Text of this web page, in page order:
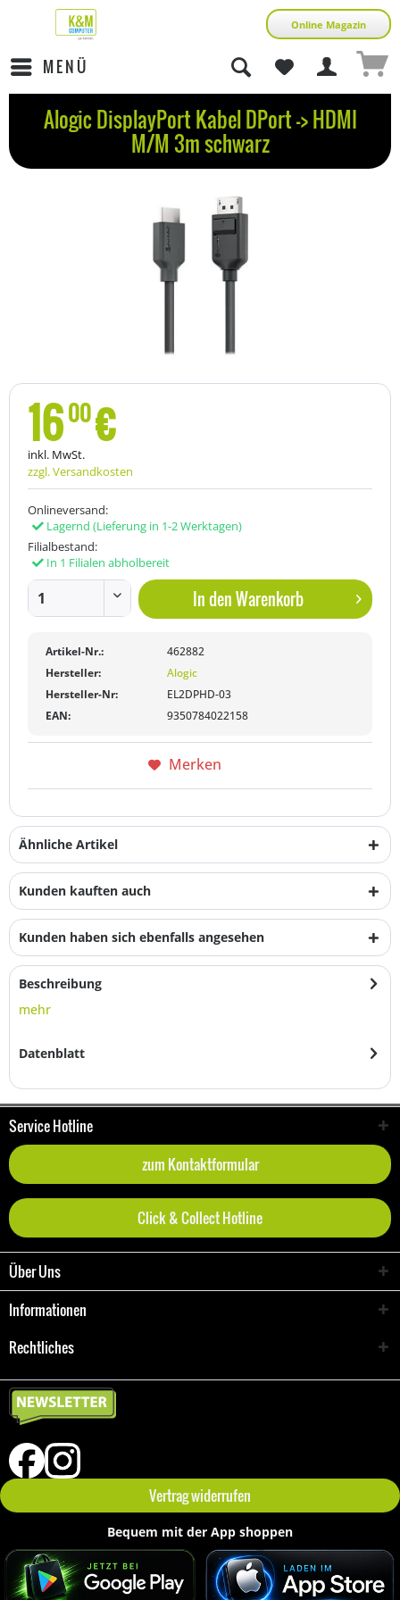
Online Magazin
MENÜ
Alogic DisplayPort Kabel DPort -> HDMI
M/M 3m schwarz
1600€
inkl. MwSt.
zzgl. Versandkosten
Onlineversand:
Lagernd (Lieferung in 1-2 Werktagen)
Filialbestand:
In 1 Filialen abholbereit
In denWarenkorb
Artikel-Nr.:
462882
Hersteller:
Alogic
Hersteller-Nr:
EL2DPHD-03
EAN:
9350784022158
Merken
Ähnliche Artikel
Kunden kauften auch
Kunden haben sich ebenfalls angesehen
Beschreibung
mehr
Datenblatt
Service Hotline
zum Kontaktformular
Click & Collect Hotline
Über Uns
Informationen
Rechtliches
Vertrag widerrufen
Bequem mit der App shoppen